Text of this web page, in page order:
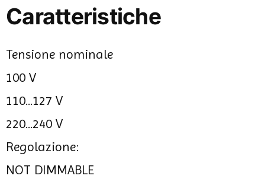
Caratteristiche
Tensione nominale
100 V
110...127 V
220...240 V
Regolazione:
NOT DIMMABLE